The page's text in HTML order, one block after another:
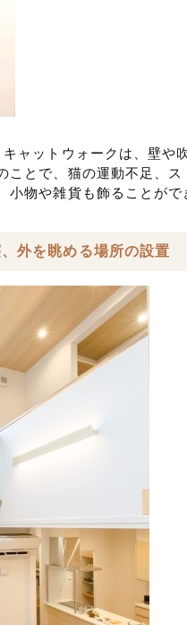
ャットウォークは、壁や
とで、猫の運動不足、ス
物や雑貨も飾ることがで
外を眺める場所の設置